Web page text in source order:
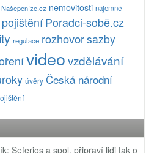
Našepeníze.cz nemovitosti nájemné
pojištěníPoradci-sobě.cz
regulace rozhovorsazby
videovzdělávání
úvěry Česká národní
Seferios a spol. připraví lidi tak o